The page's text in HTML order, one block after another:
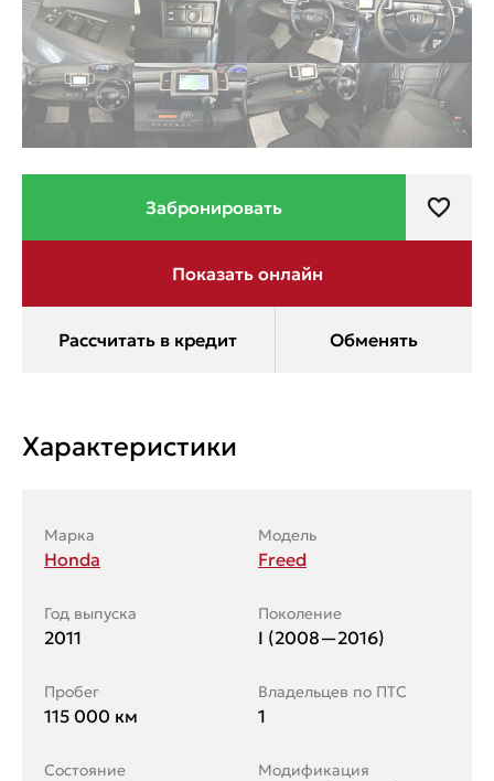
Характеристики
Марка
Honda
Модель
Freed
Год выпуска
2011
Поколение
I (2008—2016)
Пробег
115 000 км
Владельцев по ПТС
1
Состояние Модификация